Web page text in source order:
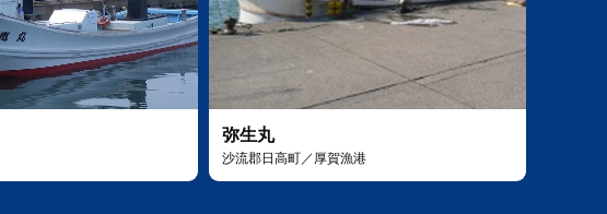
弥生丸
沙流郡日高町／厚賀漁港